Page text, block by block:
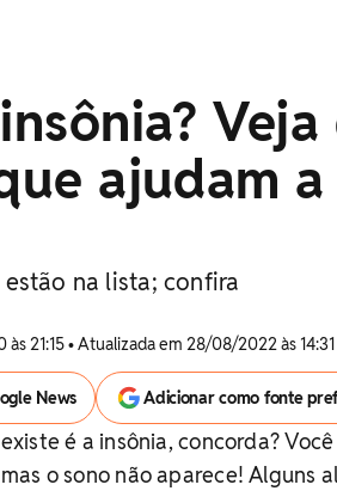
Veja
ajudam
na lista; confira
21:15 • Atualizada em 28/08/2022 às 14:31
News Adicionar como fonte
é a insônia, concorda?
o sono não aparece! Alguns